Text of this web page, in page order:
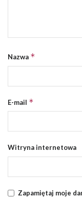
Nazwa *
E-mail *
Witryna internetowa
Zapamiętaj moje